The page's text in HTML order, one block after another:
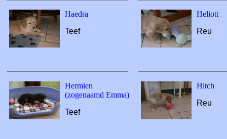
Haedra
Teef
Heliott
Reu
Hermien
(zogenaamd Emma)
Teef
Hitch
Reu